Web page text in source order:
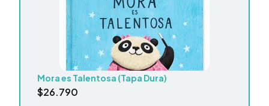
Mora es Talentosa (Tapa Dura)
$26.790